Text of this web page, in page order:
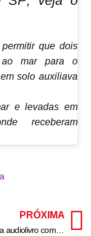
que dois
ao mar para o
solo auxiliava
e levadas em
receberam
PRÓXIMA
Sesc RJ lança audiolivro com contos natalinos de Mário de Andrade narrados por residentes do Retiro dos Artistas